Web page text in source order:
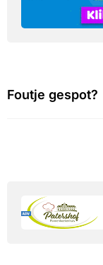
Foutje gespot?